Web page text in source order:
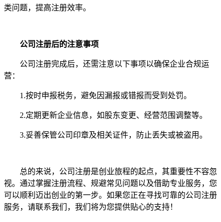
类问题，提高注册效率。
公司注册后的注意事项
公司注册完成后，还需注意以下事项以确保企业合规运
营：
1.按时申报税务，避免因漏报或错报而受到处罚。
2.定期更新企业信息，如股东变更、经营范围调整等。
3.妥善保管公司印章及相关证件，防止丢失或被盗用。
总的来说，公司注册是创业旅程的起点，其重要性不容忽
视。通过掌握注册流程、规避常见问题以及借助专业服务，您
可以顺利迈出创业的第一步。如果您正在寻找可靠的公司注册
服务，请联系我们，我们将为您提供贴心的支持！